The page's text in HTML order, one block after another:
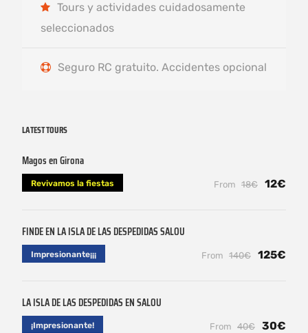
Tours y actividades cuidadosamente
seleccionados
Seguro RC gratuito. Accidentes opcional
LATEST TOURS
Magos en Girona
Revivamos la fiestas From 18€ 12€
FINDE EN LA ISLA DE LAS DESPEDIDAS SALOU
Impresionante¡¡¡ From 140€ 125€
LA ISLA DE LAS DESPEDIDAS EN SALOU
¡Impresionante! From 40€ 30€